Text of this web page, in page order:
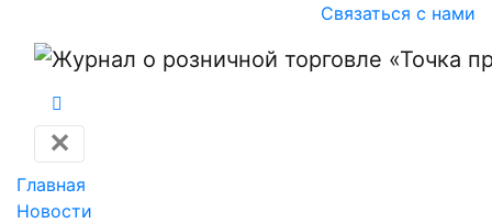
Связаться с нами
✕
Главная
Новости